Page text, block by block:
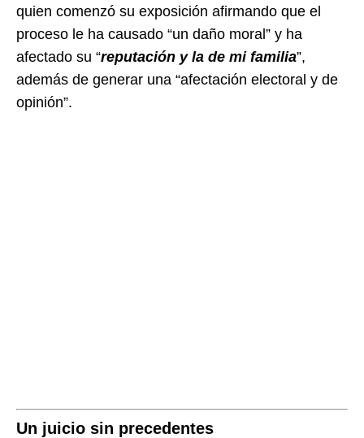
quien comenzó su exposición afirmando que el
proceso le ha causado “un daño moral” y ha
afectado su “reputación y la de mi familia”,
además de generar una “afectación electoral y de
opinión”.
Un juicio sin precedentes